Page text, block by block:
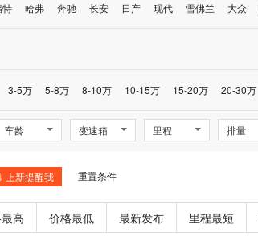
特 哈弗 奔驰 长安 日产 现代 雪佛兰 大众
3-5万 5-8万 8-10万 10-15万 15-20万 20-30万
车龄 变速箱 里程 排量
上新提醒我 重置条件
高 价格最低 最新发布 里程最短